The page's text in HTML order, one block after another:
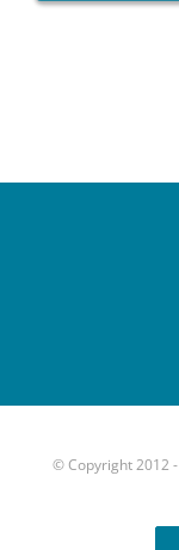
© Copyright 2012 -